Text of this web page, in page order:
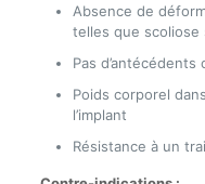
Absence de
telles que scoliose
Pas
Poids corporel
l’implant
Résistance à un